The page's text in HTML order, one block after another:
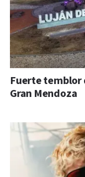
Fuerte temblor
Gran Mendoza